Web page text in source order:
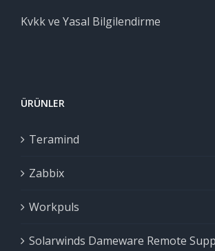
Kvkk ve Yasal Bilgilendirme
ÜRÜNLER
Teramind
Zabbix
Workpuls
Solarwinds Dameware Remote